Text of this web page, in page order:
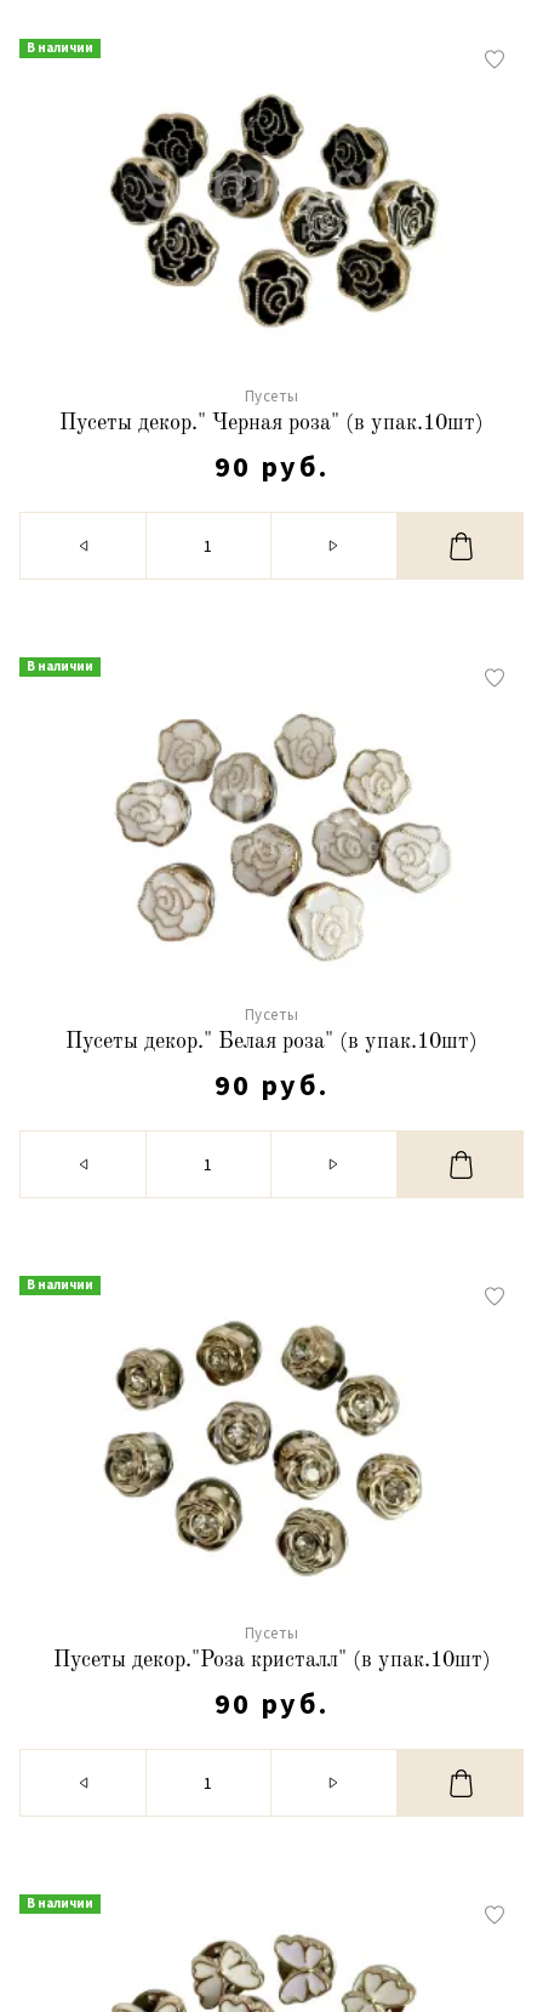
В наличии
Пусеты
Пусеты декор." Черная роза" (в упак.10шт)
90 руб.
В наличии
Пусеты
Пусеты декор." Белая роза" (в упак.10шт)
90 руб.
В наличии
Пусеты
Пусеты декор."Роза кристалл" (в упак.10шт)
90 руб.
В наличии